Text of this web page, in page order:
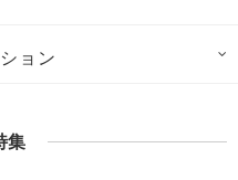
ョン
集